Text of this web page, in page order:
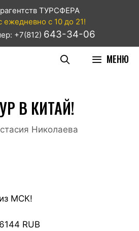
ТУРСФЕРА
с 10 до 21!
+7(812) 643-34-06
МЕНЮ
В КИТАЙ!
Николаева
МСК!
RUB